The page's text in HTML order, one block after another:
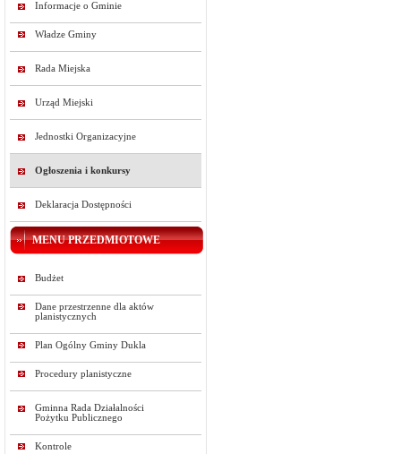
Informacje o Gminie
Władze Gminy
Rada Miejska
Urząd Miejski
Jednostki Organizacyjne
Ogłoszenia i konkursy
Deklaracja Dostępności
MENU PRZEDMIOTOWE
Budżet
Dane przestrzenne dla aktów
planistycznych
Plan Ogólny Gminy Dukla
Procedury planistyczne
Gminna Rada Działalności
Pożytku Publicznego
Kontrole